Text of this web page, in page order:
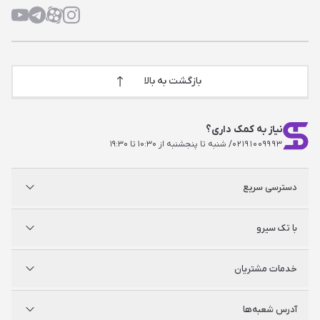
نیاز به کمک داری؟
۰۲۱۹۱۰۰۹۹۹۳/ شنبه تا پنجشنبه از ۱۰:۳۰ تا ۱۹:۳۰
بازگشت به بالا
دسترسی سریع
ایکس‌باکس
شگفت سیرو
با تک سیرو
راه‌های ارتباطی
مجله خبری
خدمات مشتریان
راهنمای اکانت‌ها
آدرس شعبه‌ها